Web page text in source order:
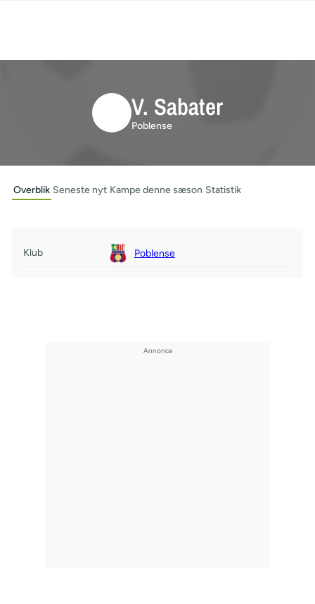
V. Sabater
Poblense
Overblik Seneste nyt Kampe denne sæson Statistik
Klub Poblense